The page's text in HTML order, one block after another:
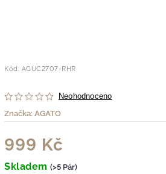
Kód: AGUC2707-RHR
Neohodnoceno
Značka: AGATO
999 Kč
Skladem (>5 Pár)